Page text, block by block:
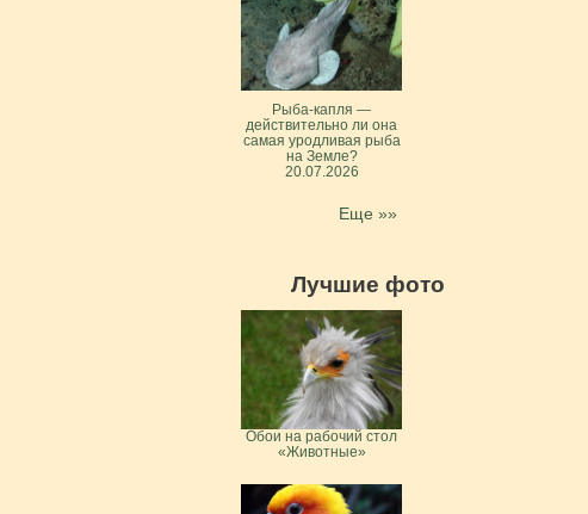
Рыба-капля —
действительно ли она
самая уродливая рыба
на Земле?
20.07.2026
Еще »»
Лучшие фото
Обои на рабочий стол
«Животные»